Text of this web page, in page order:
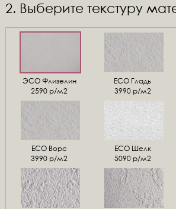
2. Выберите текстуру
ЭСО Флизелин
2590 р/м2
ЕСО Гладь
3990 р/м2
ЕСО Ворс
3990 р/м2
ЕСО Шелк
5090 р/м2